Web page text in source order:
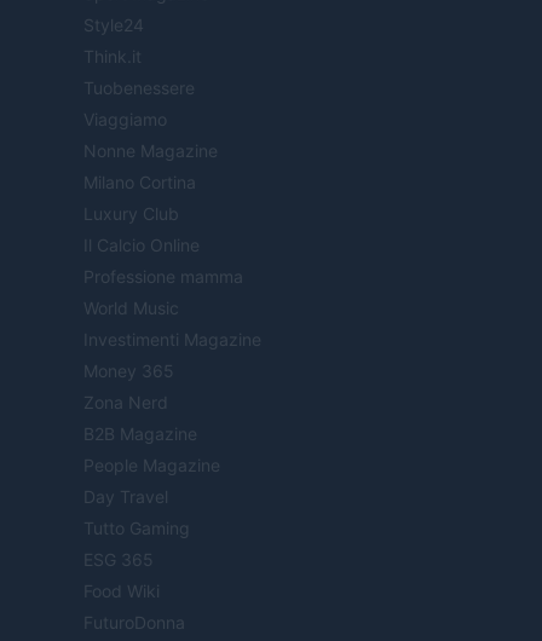
Style24
Think.it
Tuobenessere
Viaggiamo
Nonne Magazine
Milano Cortina
Luxury Club
Il Calcio Online
Professione mamma
World Music
Investimenti Magazine
Money 365
Zona Nerd
B2B Magazine
People Magazine
Day Travel
Tutto Gaming
ESG 365
Food Wiki
FuturoDonna